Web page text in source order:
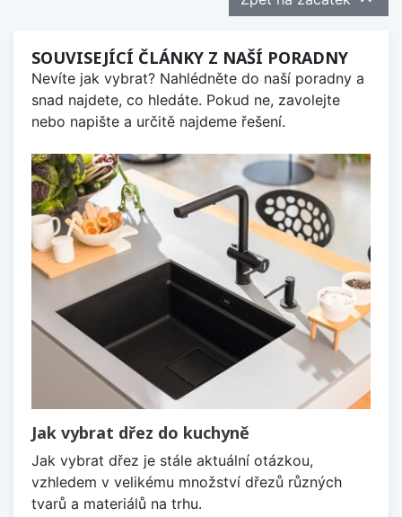
SOUVISEJÍCÍ ČLÁNKY Z NAŠÍ PORADNY
Nevíte jak vybrat? Nahlédněte do naší poradny a
snad najdete, co hledáte. Pokud ne, zavolejte
nebo napište a určitě najdeme řešení.
Jak vybrat dřez do kuchyně
Jak vybrat dřez je stále aktuální otázkou,
vzhledem v velikému množství dřezů různých
tvarů a materiálů na trhu.